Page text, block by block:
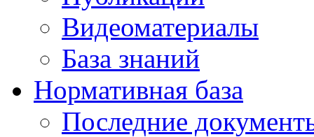
Видеоматериалы
База знаний
Нормативная база
Последние